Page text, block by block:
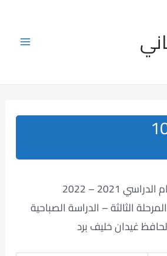
content
Main
2021 – 2022
الثالثة – الدراسة الصباحية
غيدان خليف برد